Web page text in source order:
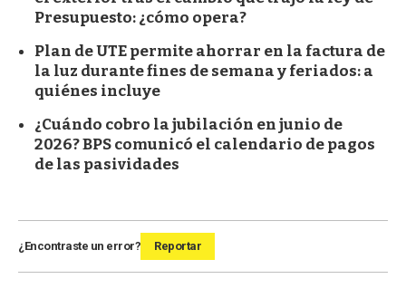
Presupuesto: ¿cómo opera?
Plan de UTE permite ahorrar en la factura de
la luz durante fines de semana y feriados: a
quiénes incluye
¿Cuándo cobro la jubilación en junio de
2026? BPS comunicó el calendario de pagos
de las pasividades
¿Encontraste un error? Reportar